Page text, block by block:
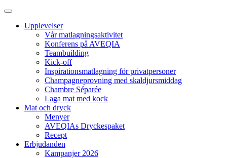
Upplevelser
Vår matlagningsaktivitet
Konferens på AVEQIA
Teambuilding
Kick-off
Inspirationsmatlagning för privatpersoner
Champagneprovning med skaldjursmiddag
Chambre Séparée
Laga mat med kock
Mat och dryck
Menyer
AVEQIAs Dryckespaket
Recept
Erbjudanden
Kampanjer 2026